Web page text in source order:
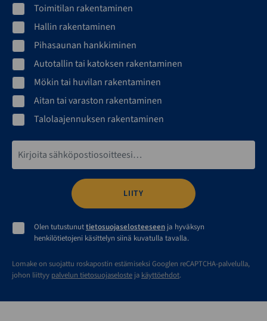
Toimitilan rakentaminen
Hallin rakentaminen
Pihasaunan hankkiminen
Autotallin tai katoksen rakentaminen
Mökin tai huvilan rakentaminen
Aitan tai varaston rakentaminen
Talolaajennuksen rakentaminen
Olen tutustunuttietosuojaselosteeseen ja hyväksyn
henkilötietojeni käsittelyn siinä kuvatulla tavalla.
Lomake on suojattu roskapostin estämiseksi Googlen reCAPTCHA-palvelulla,
johon liittyy palvelun tietosuojaseloste ja käyttöehdot.